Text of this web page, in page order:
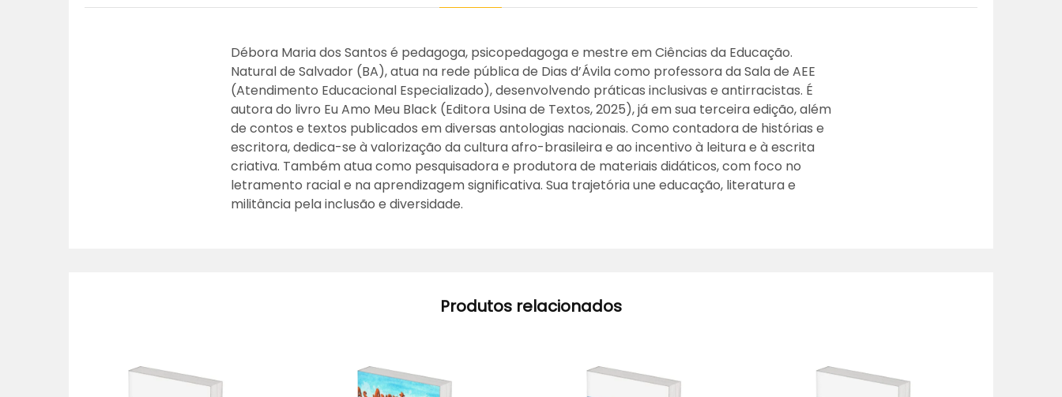
Débora Maria dos Santos é pedagoga, psicopedagoga e mestre em Ciências da Educação.
Natural de Salvador (BA), atua na rede pública de Dias d’Ávila como professora da Sala de AEE
(Atendimento Educacional Especializado), desenvolvendo práticas inclusivas e antirracistas. É
autora do livro Eu Amo Meu Black (Editora Usina de Textos, 2025), já em sua terceira edição, além
de contos e textos publicados em diversas antologias nacionais. Como contadora de histórias e
escritora, dedica-se à valorização da cultura afro-brasileira e ao incentivo à leitura e à escrita
criativa. Também atua como pesquisadora e produtora de materiais didáticos, com foco no
letramento racial e na aprendizagem significativa. Sua trajetória une educação, literatura e
militância pela inclusão e diversidade.
Produtos relacionados